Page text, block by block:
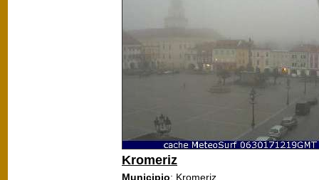
Kromeriz
Municipio: Kromeriz